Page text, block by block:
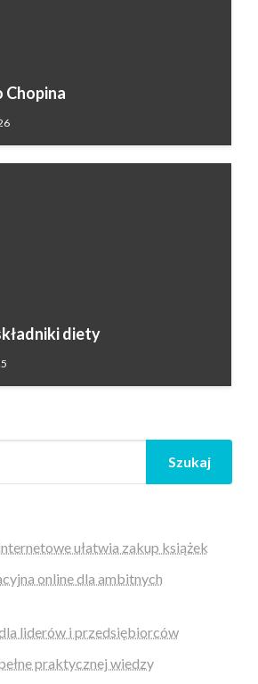
Chopina
diety
Szukaj
ułatwia zakup książek
online dla ambitnych
liderów i przedsiębiorców
praktycznej wiedzy